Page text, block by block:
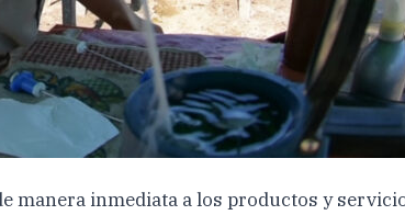
manera inmediata a los productos y